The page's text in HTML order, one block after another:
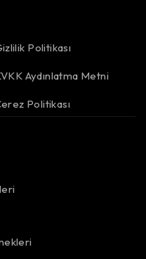
Politikası
Aydınlatma Metni
Politikası